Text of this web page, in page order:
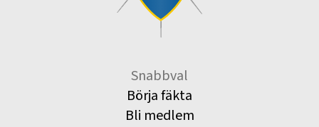
Snabbval
Börja fäkta
Bli medlem